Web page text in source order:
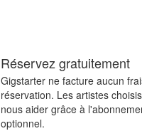
Réservez gratuitement
Gigstarter ne facture aucun
réservation. Les artistes
nous aider grâce à
optionnel.